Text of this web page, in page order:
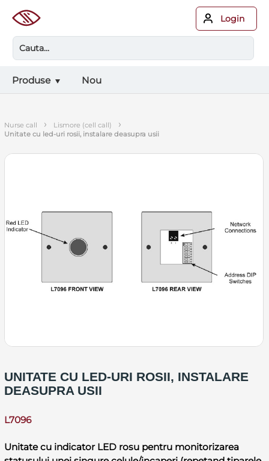
Login
Produse Nou
nurse call › lismore (cell call) ›
unitate cu led-uri rosii, instalare deasupra usii
UNITATE CU LED-URI ROSII, INSTALARE
DEASUPRA USII
L7096
Unitate cu indicator LED rosu pentru monitorizarea